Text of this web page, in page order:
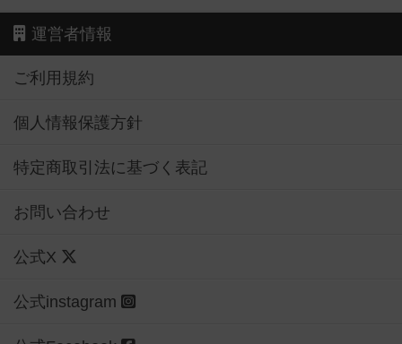
運営者情報
ご利用規約
個人情報保護方針
特定商取引法に基づく表記
お問い合わせ
公式X
公式instagram